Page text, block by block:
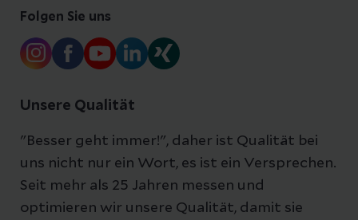
Folgen Sie uns
Unsere Qualität
"Besser geht immer!", daher ist Qualität bei
uns nicht nur ein Wort, es ist ein Versprechen.
Seit mehr als 25 Jahren messen und
optimieren wir unsere Qualität, damit sie